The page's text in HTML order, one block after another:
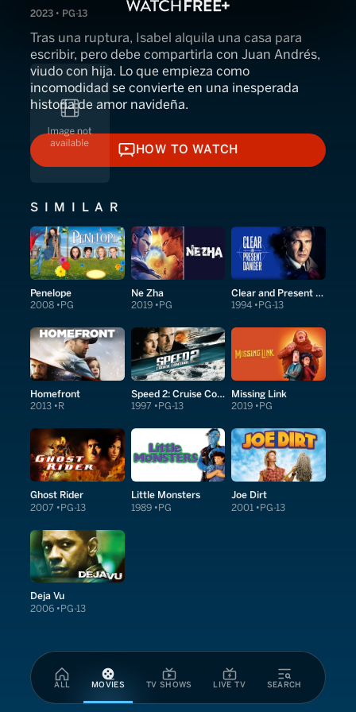
ALL MOVIES TV SHOWS LIVE TV SEARCH
2023 • PG-13
Tras una ruptura, Isabel alquila una casa para
escribir, pero debe compartirla con Juan Andrés,
viudo con hija. Lo que empieza como
incomodidad se convierte en una inesperada
historia de amor navideña.
HOW TO WATCH
HOW TO WATCH
SIMILAR
Penelope
2008 PG
Ne Zha
2019 PG
Clear and Present Danger
1994 PG-13
Homefront
2013 R
Speed 2: Cruise Control
1997 PG-13
Missing Link
2019 PG
Ghost Rider
2007 PG-13
Little Monsters
1989 PG
Joe Dirt
2001 PG-13
Deja Vu
2006 PG-13